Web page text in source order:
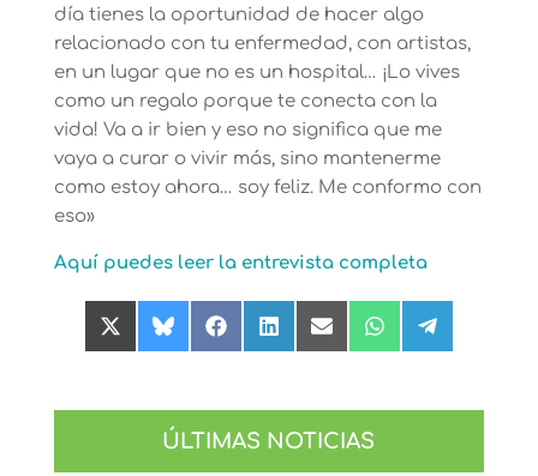
día tienes la oportunidad de hacer algo
relacionado con tu enfermedad, con artistas,
en un lugar que no es un hospital… ¡Lo vives
como un regalo porque te conecta con la
vida! Va a ir bien y eso no significa que me
vaya a curar o vivir más, sino mantenerme
como estoy ahora… soy feliz. Me conformo con
eso»
Aquí puedes leer la entrevista completa
Compartir
en
Compartir
en
Compartir
en
Compartir
en
Compartir
en
Compartir
en
Compartir
en
ÚLTIMAS NOTICIAS